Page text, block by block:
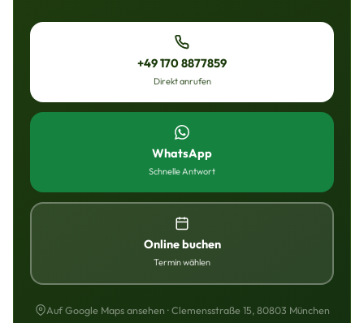
+49 170 8877859
Direkt anrufen
WhatsApp
Schnelle Antwort
Online buchen
Termin wählen
Auf Google Maps ansehen · Clemensstraße 15, 80803 München